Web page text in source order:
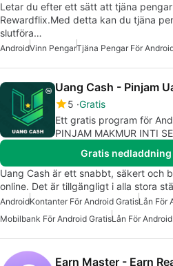
Letar du efter ett sätt att tjäna
Rewardflix.Med detta kan du tjäna
slutföra…
AndroidVinn PengarTjäna Pengar För
Uang Cash - Pinjam
5 Gratis
Ett gratis program för
PINJAM MAKMUR INTI
Gratis
Uang Cash är ett snabbt, säkert och
online. Det är tillgängligt i alla stora
AndroidKontanter För Android GratisLån För
Mobilbank För Android GratisLån För Android
Earn Master - Earn